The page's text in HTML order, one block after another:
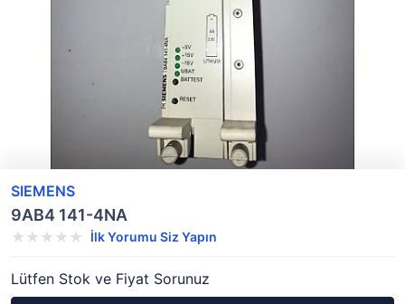
SIEMENS
9AB4 141-4NA
İlk Yorumu Siz Yapın
Lütfen Stok ve Fiyat Sorunuz